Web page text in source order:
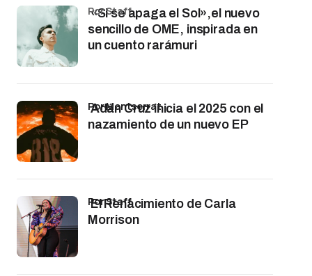
«Si se apaga el Sol»,el nuevo
sencillo de OME, inspirada en
un cuento rarámuri
por Staff
Adán Cruz inicia el 2025 con el
nazamiento de un nuevo EP
por Montserrat
El Renacimiento de Carla
Morrison
por Staff